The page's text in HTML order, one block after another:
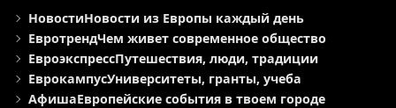
НовостиНовости из Европы каждый день
ЕвротрендЧем живет современное общество
ЕвроэкспрессПутешествия, люди, традиции
ЕврокампусУниверситеты, гранты, учеба
АфишаЕвропейские события в твоем городе